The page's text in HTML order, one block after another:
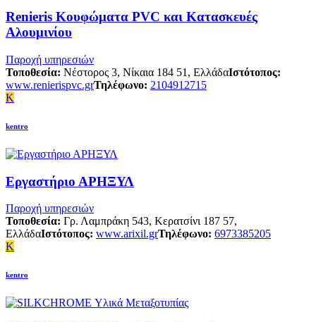
Renieris Κουφώματα PVC και Κατασκευές
Αλουμινίου
Παροχή υπηρεσιών
Τοποθεσία: Νέστορος 3, Νίκαια 184 51, ΕλλάδαΙστότοπος:
www.renierispvc.grΤηλέφωνο: 2104912715
K
kentro
Εργαστήριο ΑΡΗΞΥΛ
Παροχή υπηρεσιών
Τοποθεσία: Γρ. Λαμπράκη 543, Κερατσίνι 187 57,
ΕλλάδαΙστότοπος: www.arixil.grΤηλέφωνο: 6973385205
K
kentro